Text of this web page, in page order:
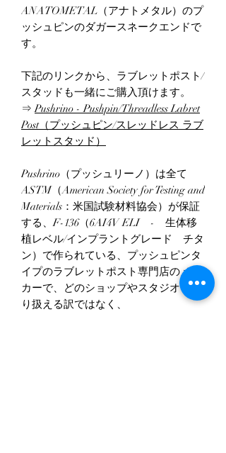
ANATOMETAL（アナトメタル）のプ
ッシュピンのダガースネークエンドで
す。
下記のリンクから、ラブレットポスト/
スタッドも一緒にご購入頂けます。
⇒Pushrino - Pushpin/Threadless Labret
Post（プッシュピン/スレッドレス ラブ
レットスタッド）
Pushrino（プッシュリーノ）は全て
ASTM（American Society for Testing and
Materials：米国試験材料協会）が保証
する、F-136（6AI4V ELI - 生体移
植レベル/インプラントグレード チタ
ン）で作られている、プッシュピンタ
イプのラブレットポスト専門店のメー
カーで、どのショップやスタジオで取
り扱える訳ではなく、